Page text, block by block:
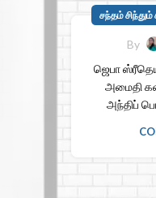
சந்தம்
By
ஜெபா
அமைதி
அந்திப்